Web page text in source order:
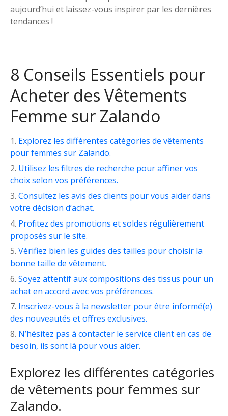
aujourd’hui et laissez-vous inspirer par les dernières
tendances !
8 Conseils Essentiels pour
Acheter des Vêtements
Femme sur Zalando
Explorez les différentes catégories de vêtements
pour femmes sur Zalando.
Utilisez les filtres de recherche pour affiner vos
choix selon vos préférences.
Consultez les avis des clients pour vous aider dans
votre décision d’achat.
Profitez des promotions et soldes régulièrement
proposés sur le site.
Vérifiez bien les guides des tailles pour choisir la
bonne taille de vêtement.
Soyez attentif aux compositions des tissus pour un
achat en accord avec vos préférences.
Inscrivez-vous à la newsletter pour être informé(e)
des nouveautés et offres exclusives.
N’hésitez pas à contacter le service client en cas de
besoin, ils sont là pour vous aider.
Explorez les différentes catégories
de vêtements pour femmes sur
Zalando.